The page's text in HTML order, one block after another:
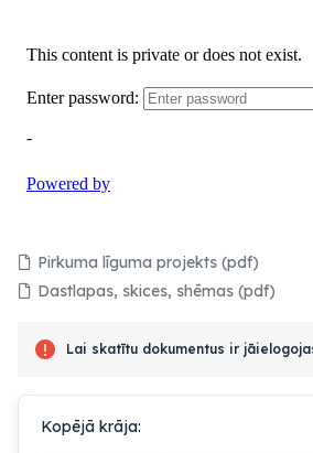
Pirkuma līguma projekts (pdf)
Dastlapas, skices, shēmas (pdf)
Lai skatītu dokumentus ir
Kopējā krāja: